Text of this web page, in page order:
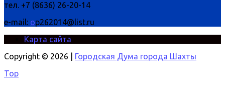
тел. +7 (8636) 26-20-14
e-mail: op262014@list.ru
Карта сайта
Copyright © 2026 |
Городская Дума города Шахты
Top